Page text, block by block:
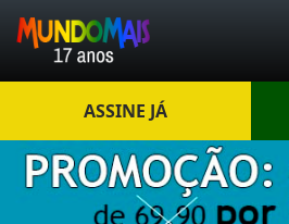
ASSINE JÁ